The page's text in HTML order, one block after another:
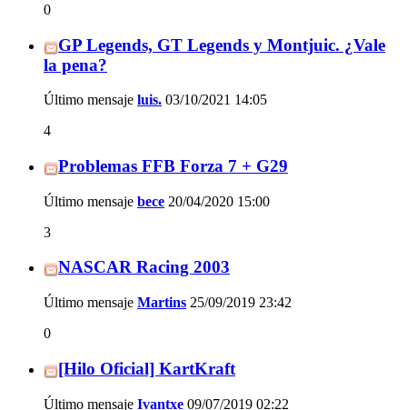
0
GP Legends, GT Legends y Montjuic. ¿Vale
la pena?
Último mensaje luis. 03/10/2021 14:05
4
Problemas FFB Forza 7 + G29
Último mensaje bece 20/04/2020 15:00
3
NASCAR Racing 2003
Último mensaje Martins 25/09/2019 23:42
0
[Hilo Oficial] KartKraft
Último mensaje Ivantxe 09/07/2019 02:22